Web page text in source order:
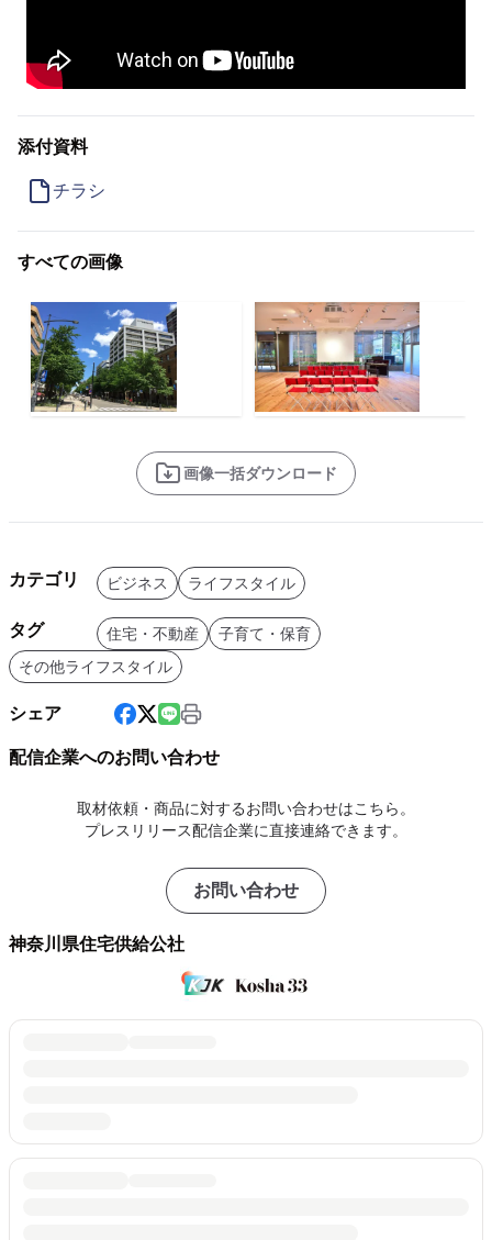
添付資料
チラシ
すべての画像
画像一括ダウンロード
カテゴリ ビジネス ライフスタイル
タグ 住宅・不動産
子育て・保育
その他ライフスタイル
シェア
配信企業へのお問い合わせ
取材依頼・商品に対するお問い合わせはこちら。
プレスリリース配信企業に直接連絡できます。
お問い合わせ
神奈川県住宅供給公社